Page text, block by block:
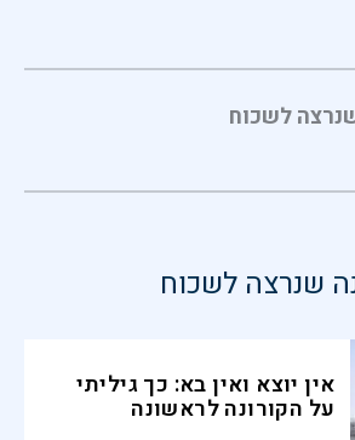
לשכוח
שנרצה לשכוח
אין יוצא ואין בא: כך גיליתי
על הקורונה לראשונה